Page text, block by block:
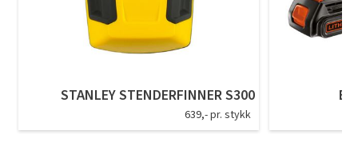
Bli inspirert av nye fargepaletter fra Årets Farge 2026!
Tarkett Shade Eik Soft Beige Parkett
STANLEY STENDERFINNER S300
639,- pr. stykk